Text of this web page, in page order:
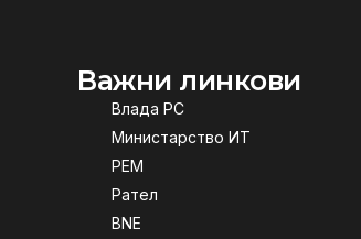
Важни линкови
Влада РС
Министарство ИТ
РЕМ
Рател
BNE